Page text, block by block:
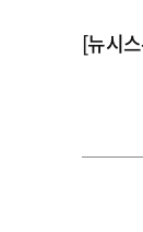
[뉴시